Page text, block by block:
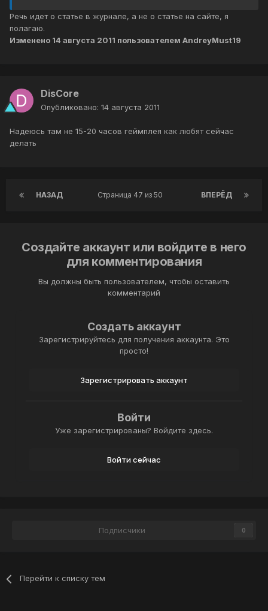
Речь идет о статье в журнале, а не о статье на сайте, я
полагаю.
Изменено 14 августа 2011 пользователем AndreyMust19
DisCore
Опубликовано: 14 августа 2011
Надеюсь там не 15-20 часов геймплея как любят сейчас
делать
НАЗАД ВПЕРЁД
Страница 47 из 50
Создайте аккаунт или войдите в него
для комментирования
Вы должны быть пользователем, чтобы оставить
комментарий
Создать аккаунт
Зарегистрируйтесь для получения аккаунта. Это
просто!
Зарегистрировать аккаунт
Войти
Уже зарегистрированы? Войдите здесь.
Войти сейчас
Подписчики 0
Перейти к списку тем